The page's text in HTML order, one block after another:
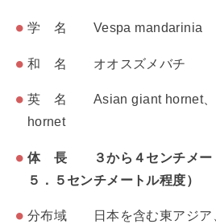
学 名 Vespa mandarinia
和 名 オオスズメバチ
英 名 Asian giant hornet、
hornet
体 長 ３から４センチメー
５．５センチメートル程度）
分布域 日本を含む東アジア